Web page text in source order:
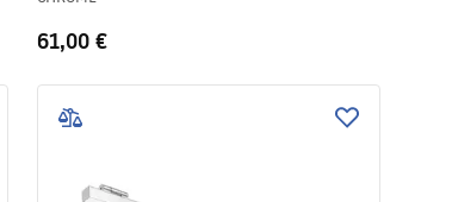
61,00 €